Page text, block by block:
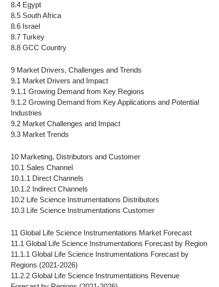
8.4 Egypt
8.5 South Africa
8.6 Israel
8.7 Turkey
8.8 GCC Country
9 Market Drivers, Challenges and Trends
9.1 Market Drivers and Impact
9.1.1 Growing Demand from Key Regions
9.1.2 Growing Demand from Key Applications and Potential
Industries
9.2 Market Challenges and Impact
9.3 Market Trends
10 Marketing, Distributors and Customer
10.1 Sales Channel
10.1.1 Direct Channels
10.1.2 Indirect Channels
10.2 Life Science Instrumentations Distributors
10.3 Life Science Instrumentations Customer
11 Global Life Science Instrumentations Market Forecast
11.1 Global Life Science Instrumentations Forecast by Region
11.1.1 Global Life Science Instrumentations Forecast by
Regions (2021-2026)
11.2.2 Global Life Science Instrumentations Revenue